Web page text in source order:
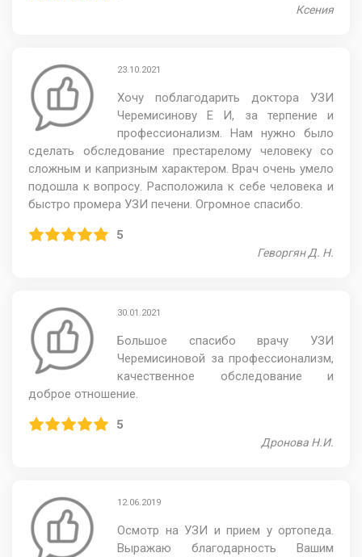
Ксения
23.10.2021
Хочу поблагодарить доктора УЗИ
Черемисинову Е И, за терпение и
профессионализм. Нам нужно было
сделать обследование престарелому человеку со
сложным и капризным характером. Врач очень умело
подошла к вопросу. Расположила к себе человека и
быстро промера УЗИ печени. Огромное спасибо.
5
Геворгян Д. Н.
30.01.2021
Большое спасибо врачу УЗИ
Черемисиновой за профессионализм,
качественное обследование и
доброе отношение.
5
Дронова Н.И.
12.06.2019
Осмотр на УЗИ и прием у ортопеда.
Выражаю благодарность Вашим